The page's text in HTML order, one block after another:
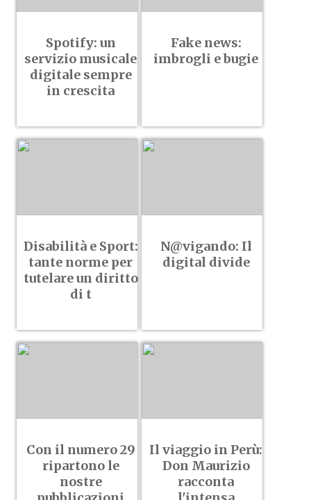
Spotify: un
servizio musicale
digitale sempre
in crescita
Fake news:
imbrogli e bugie
Disabilità e Sport:
tante norme per
tutelare un diritto
di t
N@vigando: Il
digital divide
Con il numero 29
ripartono le
nostre
Il viaggio in Perù:
Don Maurizio
racconta